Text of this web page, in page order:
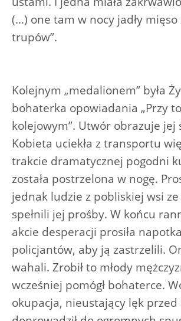
(…) one tam w nocy jadły mięso
trupów”.
Kolejnym „medalionem” była
bohaterka opowiadania „Przy
kolejowym”. Utwór obrazuje jej
Kobieta uciekła z transportu
trakcie dramatycznej pogodni
została postrzelona w nogę.
jednak ludzie z pobliskiej wsi
spełnili jej prośby. W końcu
akcie desperacji prosiła
policjantów, aby ją zastrzelili.
wahali. Zrobił to młody
wcześniej pomógł bohaterce.
okupacja, nieustający lęk przed